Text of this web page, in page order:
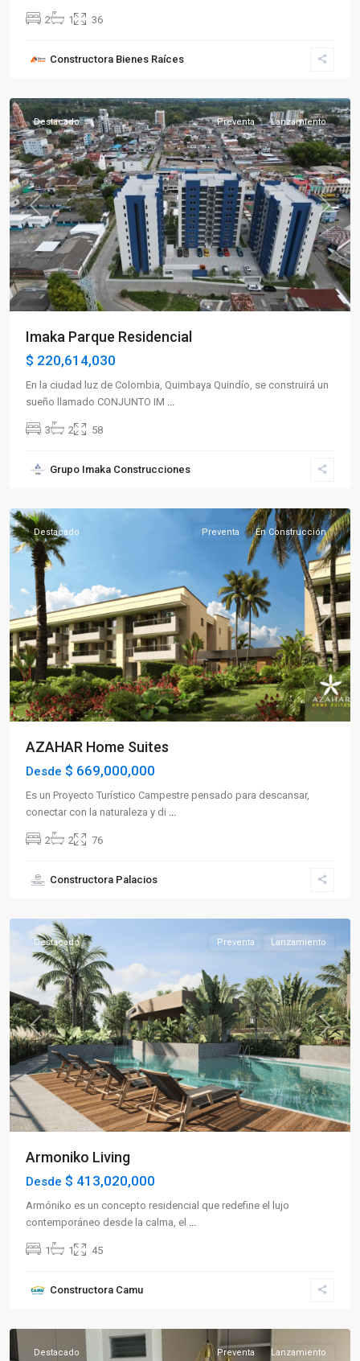
2 1 36
Constructora Bienes Raíces
Previous Next
Destacado Preventa Lanzamiento
Imaka Parque Residencial
$ 220,614,030
En la ciudad luz de Colombia, Quimbaya Quindío, se construirá un
sueño llamado CONJUNTO IM ...
3 2 58
Grupo Imaka Construcciones
Sur,
Previous Next
Destacado Preventa En Construcción
AZAHAR Home Suites
Desde $ 669,000,000
Es un Proyecto Turístico Campestre pensado para descansar,
conectar con la naturaleza y di ...
2 2 76
Constructora Palacios
La
Previous Next
Destacado Preventa Lanzamiento
Armoniko Living
Desde $ 413,020,000
Armóniko es un concepto residencial que redefine el lujo
contemporáneo desde la calma, el ...
1 1 45
Constructora Camu
Sur,
Destacado Preventa Lanzamiento